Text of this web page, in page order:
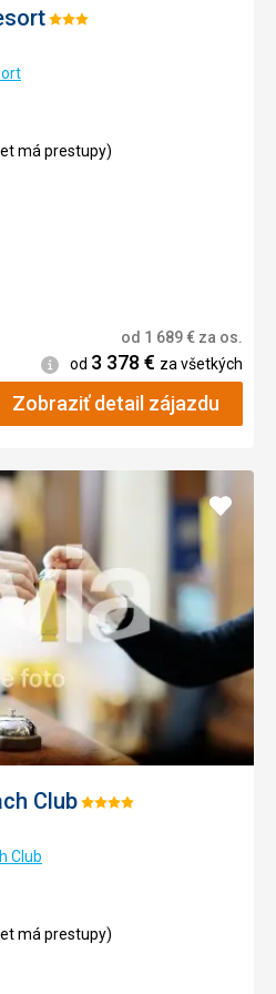
Hodnotenie:
má prestupy)
od 1 689€ za os.
Informácie
od 3 378 € za všetkých
Zobraziť detail zájazdu
ClubHodnotenie:
Club
Pridať
má prestupy)